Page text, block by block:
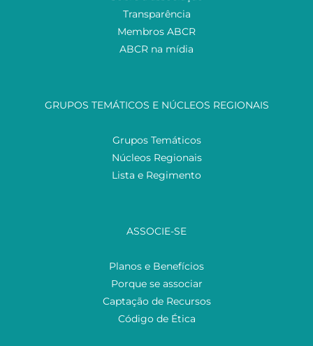
Transparência
Membros ABCR
ABCR na mídia
GRUPOS TEMÁTICOS E NÚCLEOS REGIONAIS
Grupos Temáticos
Núcleos Regionais
Lista e Regimento
ASSOCIE-SE
Planos e Benefícios
Porque se associar
Captação de Recursos
Código de Ética